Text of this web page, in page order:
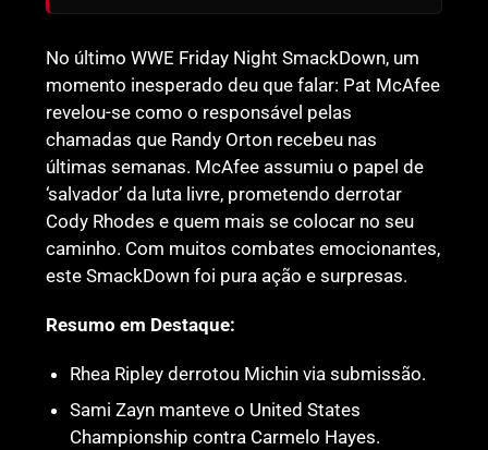
No último WWE Friday Night SmackDown, um
momento inesperado deu que falar: Pat McAfee
revelou-se como o responsável pelas
chamadas que Randy Orton recebeu nas
últimas semanas. McAfee assumiu o papel de
‘salvador’ da luta livre, prometendo derrotar
Cody Rhodes e quem mais se colocar no seu
caminho. Com muitos combates emocionantes,
este SmackDown foi pura ação e surpresas.
Resumo em Destaque:
Rhea Ripley derrotou Michin via submissão.
Sami Zayn manteve o United States
Championship contra Carmelo Hayes.